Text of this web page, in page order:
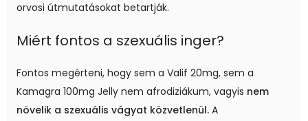
orvosi útmutatásokat betartják.
Miért fontos a szexuális inger?
Fontos megérteni, hogy sem a Valif 20mg, sem a
Kamagra 100mg Jelly nem afrodiziákum, vagyis nem
növelik a szexuális vágyat közvetlenül. A